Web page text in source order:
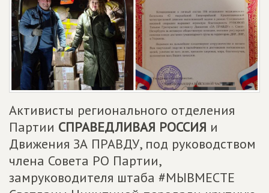
Активисты регионального отделения
Партии СПРАВЕДЛИВАЯ РОССИЯ и
Движения ЗА ПРАВДУ, под руководством
члена Совета РО Партии,
замруководителя штаба #МЫВМЕСТЕ